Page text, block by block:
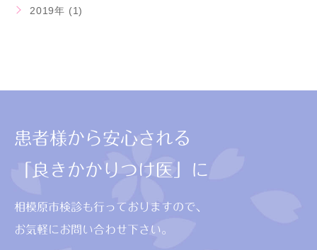
2019年 (1)
患者様から安心される
「良きかかりつけ医」に
相模原市検診も行っておりますので、
お気軽にお問い合わせ下さい。